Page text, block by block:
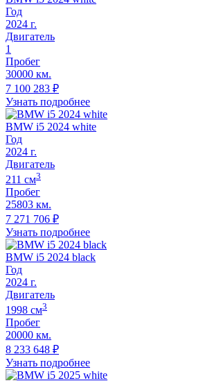
Год
2024 г.
Двигатель
1
Пробег
30000 км.
7 100 283 ₽
Узнать подробнее
BMW i5 2024 white
Год
2024 г.
Двигатель
211 cм3
Пробег
25803 км.
7 271 706 ₽
Узнать подробнее
BMW i5 2024 black
Год
2024 г.
Двигатель
1998 cм3
Пробег
20000 км.
8 233 648 ₽
Узнать подробнее